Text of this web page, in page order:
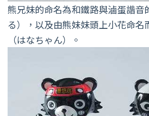
熊兄妹的命名為和鐵路與滷蛋諧音
る），以及由熊妹妹頭上小花命名
（はなちゃん）。